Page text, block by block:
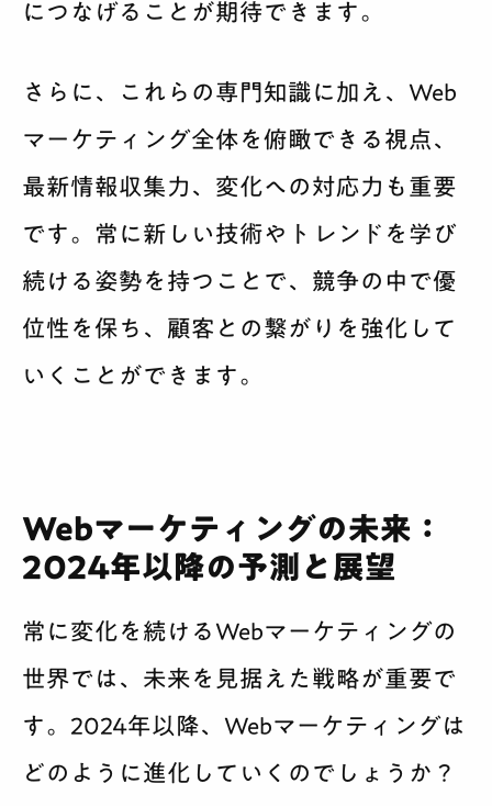
につなげることが期待できます。
さらに、これらの専門知識に加え、Web
マーケティング全体を俯瞰できる視点、
最新情報収集力、変化への対応力も重要
です。常に新しい技術やトレンドを学び
続ける姿勢を持つことで、競争の中で優
位性を保ち、顧客との繋がりを強化して
いくことができます。
Webマーケティングの未来：
2024年以降の予測と展望
常に変化を続けるWebマーケティングの
世界では、未来を見据えた戦略が重要で
す。2024年以降、Webマーケティングは
どのように進化していくのでしょうか？